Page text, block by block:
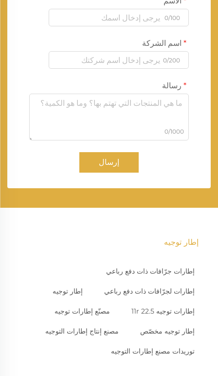
0/100
اسم الشركة
0/200
رسالة
0/1000
إرسال
إطار توجيه
إطارات جرّافات ذات دفع رباعي
إطارات لجرّافات ذات دفع رباعي إطار توجيه
إطارات توجيه 11r 22.5 مصنّع إطارات توجيه
إطار توجيه مخصّص مصنع إنتاج إطارات التوجيه
توريدات مصنع إطارات التوجيه